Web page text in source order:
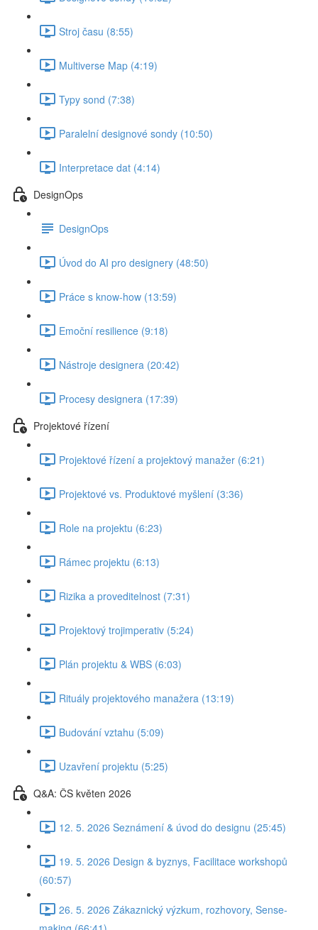
Stroj času (8:55)
Multiverse Map (4:19)
Typy sond (7:38)
Paralelní designové sondy (10:50)
Interpretace dat (4:14)
DesignOps
DesignOps
Úvod do AI pro designery (48:50)
Práce s know-how (13:59)
Emoční resilience (9:18)
Nástroje designera (20:42)
Procesy designera (17:39)
Projektové řízení
Projektové řízení a projektový manažer (6:21)
Projektové vs. Produktové myšlení (3:36)
Role na projektu (6:23)
Rámec projektu (6:13)
Rizika a proveditelnost (7:31)
Projektový trojimperativ (5:24)
Plán projektu & WBS (6:03)
Rituály projektového manažera (13:19)
Budování vztahu (5:09)
Uzavření projektu (5:25)
Q&A: ČS květen 2026
12. 5. 2026 Seznámení & úvod do designu (25:45)
19. 5. 2026 Design & byznys, Facilitace workshopů
(60:57)
26. 5. 2026 Zákaznický výzkum, rozhovory, Sense-